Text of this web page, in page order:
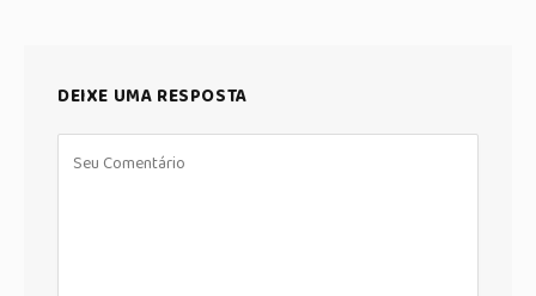
DEIXE UMA RESPOSTA